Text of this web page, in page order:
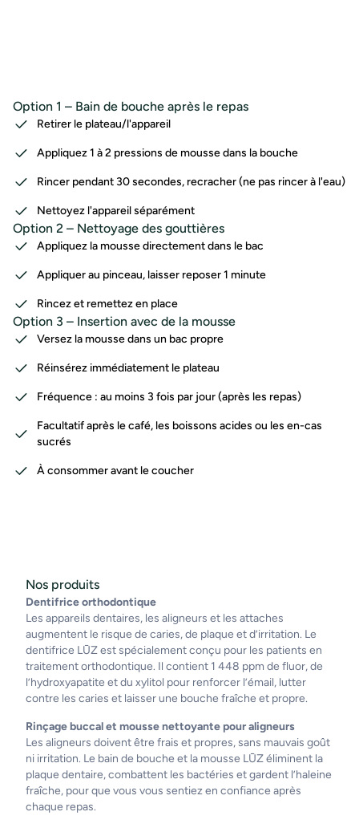
Option 1 – Bain de bouche après le repas
Retirer le plateau/l'appareil
Appliquez 1 à 2 pressions de mousse dans la bouche
Rincer pendant 30 secondes, recracher (ne pas rincer à l'eau)
Nettoyez l'appareil séparément
Option 2 – Nettoyage des gouttières
Appliquez la mousse directement dans le bac
Appliquer au pinceau, laisser reposer 1 minute
Rincez et remettez en place
Option 3 – Insertion avec de la mousse
Versez la mousse dans un bac propre
Réinsérez immédiatement le plateau
Fréquence : au moins 3 fois par jour (après les repas)
Facultatif après le café, les boissons acides ou les en-cas
sucrés
À consommer avant le coucher
Nos produits
Dentifrice orthodontique
Les appareils dentaires, les aligneurs et les attaches
augmentent le risque de caries, de plaque et d’irritation. Le
dentifrice LŪZ est spécialement conçu pour les patients en
traitement orthodontique. Il contient 1 448 ppm de fluor, de
l’hydroxyapatite et du xylitol pour renforcer l’émail, lutter
contre les caries et laisser une bouche fraîche et propre.
Rinçage buccal et mousse nettoyante pour aligneurs
Les aligneurs doivent être frais et propres, sans mauvais goût
ni irritation. Le bain de bouche et la mousse LŪZ éliminent la
plaque dentaire, combattent les bactéries et gardent l’haleine
fraîche, pour que vous vous sentiez en confiance après
chaque repas.